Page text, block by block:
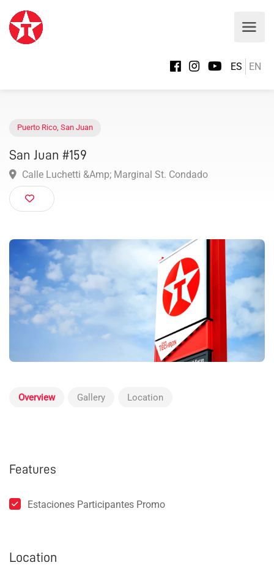
ES EN
San Juan #159
Calle Luchetti &Amp; Marginal St. Condado
Overview Gallery Location
Features
Estaciones Participantes Promo
Location